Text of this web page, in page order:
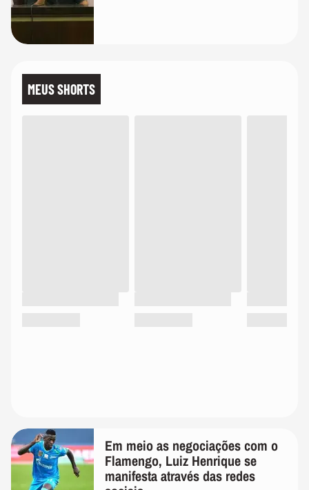
MEUS SHORTS
Em meio as negociações com o
Flamengo, Luiz Henrique se
manifesta através das redes